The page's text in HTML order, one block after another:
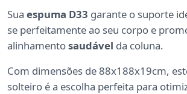
Sua espuma D33 garante o suporte
se perfeitamente ao seu corpo e
alinhamentosaudável da coluna.
Com dimensões de 88x188x19cm,
solteiro é a escolha perfeita para